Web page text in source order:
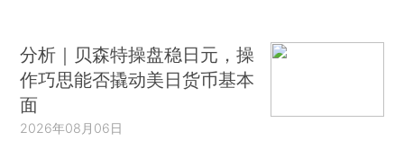
分析｜贝森特操盘稳日元，操
作巧思能否撬动美日货币基本
面
2026年08月06日